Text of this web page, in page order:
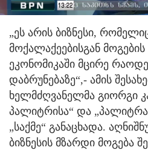
„ეს არის ბიზნესი,
მოქალაქეებისგან
ეკონომიკაში მცირე
დაბრუნებაზე“,- ამის
ხელმძღვანელმა გიორგი
პალიტრისა“ და
„საქმე“ განაცხადა.
ბიზნესის მზარდი მოგება